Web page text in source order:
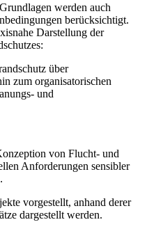
werden auch
berücksichtigt.
Darstellung der
über
zum organisatorischen
und
von Flucht- und
Anforderungen sensibler
vorgestellt, anhand derer
dargestellt werden.